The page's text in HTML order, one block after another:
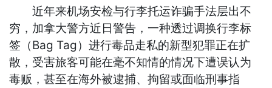
近年来机场安检与行李托运诈骗手法层出不
穷，加拿大警方近日警告，一种透过调换行李标
签（Bag Tag）进行毒品走私的新型犯罪正在扩
散，受害旅客可能在毫不知情的情况下遭误认为
毒贩，甚至在海外被逮捕、拘留或面临刑事指